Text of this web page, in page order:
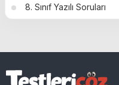
8. Sınıf Yazılı Soruları